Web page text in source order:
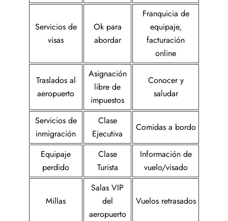
Servicios de
visas
Ok para
abordar
Franquicia de
equipaje,
facturación
online
Traslados al
aeropuerto
Asignación
libre de
impuestos
Conocer y
saludar
Servicios de
inmigración
Clase
Ejecutiva
Comidas a bordo
Equipaje
perdido
Clase
Turista
Información de
vuelo/visado
Millas
Salas VIP
del
aeropuerto
Vuelos retrasados